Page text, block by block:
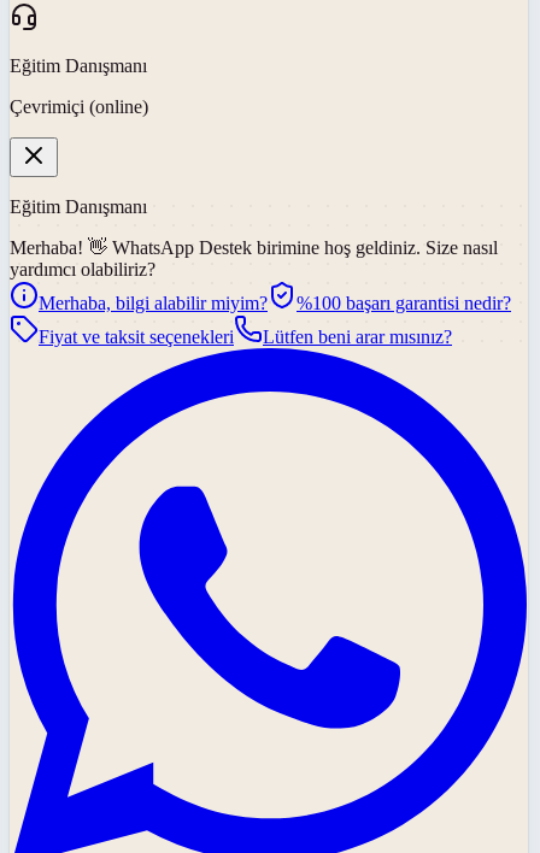
Eğitim Danışmanı
Çevrimiçi (online)
Eğitim Danışmanı
Merhaba! 👋 WhatsApp Destek birimine hoş geldiniz. Size nasıl
yardımcı olabiliriz?
Merhaba, bilgi alabilir miyim?
%100 başarı garantisi nedir?
Fiyat ve taksit seçenekleri
Lütfen beni arar mısınız?